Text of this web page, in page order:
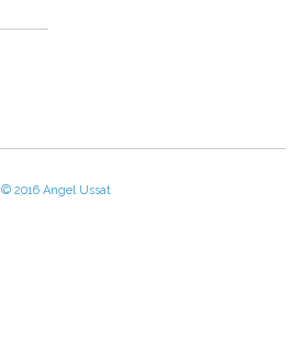
© 2016 Angel Ussat